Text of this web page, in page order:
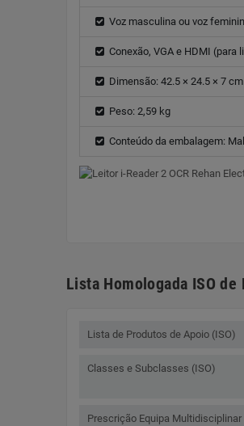
Voz masculina ou voz
Conexão, VGA e HDMI (para
Dimensão: 42.5 × 24.5 × 7 cm
Peso: 2,59 kg
Conteúdo da embalagem:
Lista Homologada ISO
Lista de Produtos de Apoio (ISO)
Classes e Subclasses (ISO)
Prescrição Equipa Multidisciplinar